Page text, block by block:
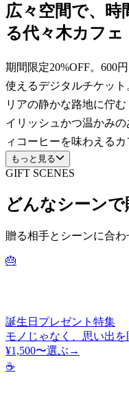
広々空間で、
る代々木カフェ
期間限定20%OFF。600
使えるデジタルチケッ
リアの静かな路地に佇む
イリッシュかつ温かみ
ィコーヒーを味わえる
用した香り高いコーヒ
ラテが人気。店内で焼き
やチーズ入りプレッツ
ナナブレッドが人気で
意され、作業や読書、ひ
ラス席ではペット同伴
もっと見る
GIFT SCENES
どんなシーンで
贈る相手とシーンに合わ
🎂
誕生日プレゼント特集
モノじゃなく、思い出を
¥1,500〜選ぶ→
☕